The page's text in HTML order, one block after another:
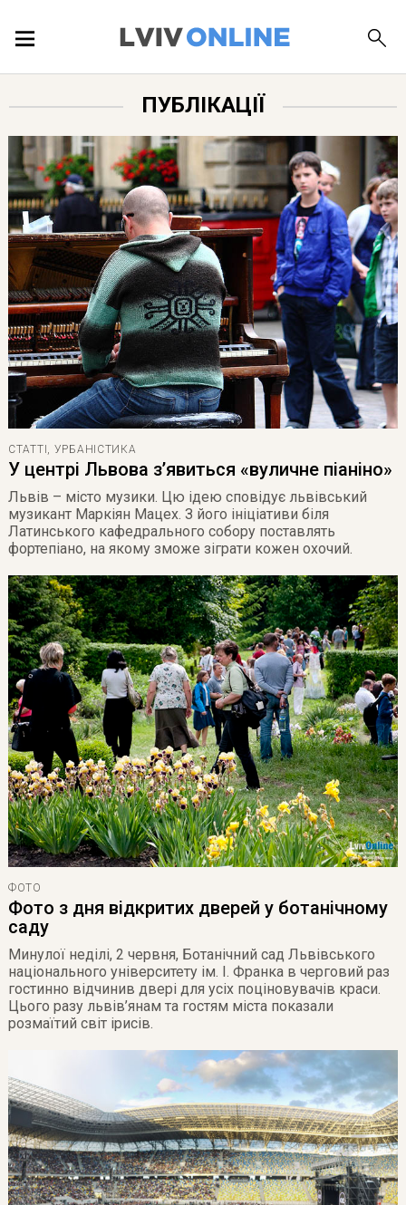
ЛОКАЦІЇ
ПУБЛІКАЦІЇ
ДОВІДКА
ПУБЛІКАЦІЇ
СТАТТІ УРБАНІСТИКА
У центрі Львова з’явиться «вуличне піаніно»
Львів – місто музики. Цю ідею сповідує львівський
музикант Маркіян Мацех. З його ініціативи біля
Латинського кафедрального собору поставлять
фортепіано, на якому зможе зіграти кожен охочий.
ФОТО
Фото з дня відкритих дверей у ботанічному
саду
Минулої неділі, 2 червня, Ботанічний сад Львівського
національного університету ім. І. Франка в черговий раз
гостинно відчинив двері для усіх поціновувачів краси.
Цього разу львів’янам та гостям міста показали
розмаїтий світ ірисів.